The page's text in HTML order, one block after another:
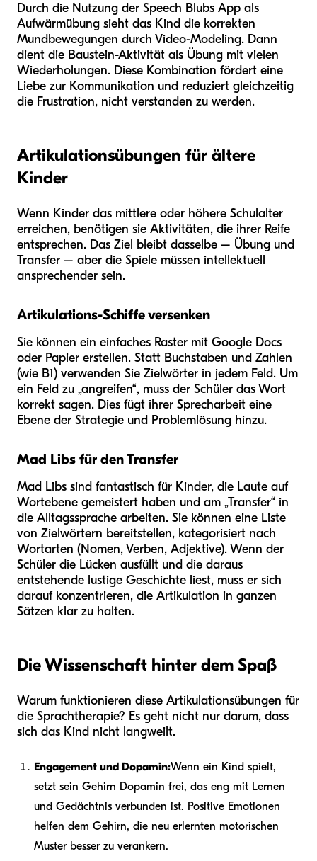
Durch die Nutzung der Speech Blubs App als
Aufwärmübung sieht das Kind die korrekten
Mundbewegungen durch Video-Modeling. Dann
dient die Baustein-Aktivität als Übung mit vielen
Wiederholungen. Diese Kombination fördert eine
Liebe zur Kommunikation und reduziert gleichzeitig
die Frustration, nicht verstanden zu werden.
Artikulationsübungen für ältere
Kinder
Wenn Kinder das mittlere oder höhere Schulalter
erreichen, benötigen sie Aktivitäten, die ihrer Reife
entsprechen. Das Ziel bleibt dasselbe – Übung und
Transfer – aber die Spiele müssen intellektuell
ansprechender sein.
Artikulations-Schiffe versenken
Sie können ein einfaches Raster mit Google Docs
oder Papier erstellen. Statt Buchstaben und Zahlen
(wie B1) verwenden Sie Zielwörter in jedem Feld. Um
ein Feld zu „angreifen“, muss der Schüler das Wort
korrekt sagen. Dies fügt ihrer Sprecharbeit eine
Ebene der Strategie und Problemlösung hinzu.
Mad Libs für den Transfer
Mad Libs sind fantastisch für Kinder, die Laute auf
Wortebene gemeistert haben und am „Transfer“ in
die Alltagssprache arbeiten. Sie können eine Liste
von Zielwörtern bereitstellen, kategorisiert nach
Wortarten (Nomen, Verben, Adjektive). Wenn der
Schüler die Lücken ausfüllt und die daraus
entstehende lustige Geschichte liest, muss er sich
darauf konzentrieren, die Artikulation in ganzen
Sätzen klar zu halten.
Die Wissenschaft hinter dem Spaß
Warum funktionieren diese Artikulationsübungen für
die Sprachtherapie? Es geht nicht nur darum, dass
sich das Kind nicht langweilt.
Engagement und Dopamin:Wenn ein Kind spielt,
setzt sein Gehirn Dopamin frei, das eng mit Lernen
und Gedächtnis verbunden ist. Positive Emotionen
helfen dem Gehirn, die neu erlernten motorischen
Muster besser zu verankern.